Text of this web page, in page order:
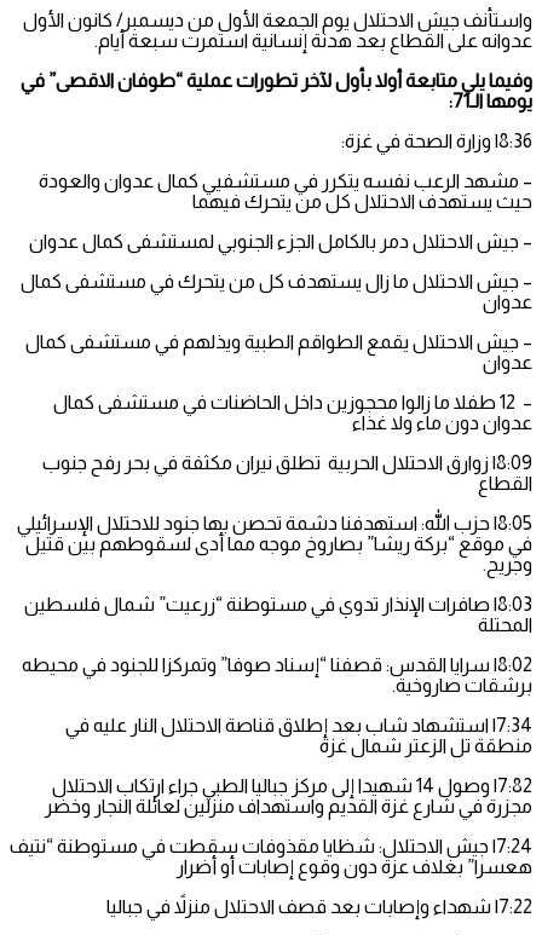
واستأنف جيش الاحتلال يوم الجمعة الأول من ديسمبر/ كانون الأول
عدوانه على القطاع بعد هدنة إنسانية استمرت سبعة أيام.
وفيما يلي متابعة أولا بأول لآخر تطورات عملية “طوفان الاقصى” في
يومها الـ71:
8:36| وزارة الصحة في غزة:
– مشهد الرعب نفسه يتكرر في مستشفيي كمال عدوان والعودة
حيث يستهدف الاحتلال كل من يتحرك فيهما
– جيش الاحتلال دمر بالكامل الجزء الجنوبي لمستشفى كمال عدوان
– جيش الاحتلال ما زال يستهدف كل من يتحرك في مستشفى كمال
عدوان
– جيش الاحتلال يقمع الطواقم الطبية ويذلهم في مستشفى كمال
عدوان
– 12 طفلا ما زالوا محجوزين داخل الحاضنات في مستشفى كمال
عدوان دون ماء ولا غذاء
8:09| زوارق الاحتلال الحربية تطلق نيران مكثفة في بحر رفح جنوب
القطاع
8:05| حزب الله: استهدفنا دشمة تحصن بها جنود ‏للاحتلال الإسرائيلي
في موقع “بركة ريشا” بصاروخ موجه مما أدى لسقوطهم بين قتيل
وجريح.‏
8:03| صافرات الإنذار تدوي في مستوطنة “زرعيت” شمال فلسطين
المحتلة
8:02| سرايا القدس: قصفنا “إسناد صوفا” وتمركزا للجنود في محيطه
برشقات صاروخية.
7:34| استشهاد شاب بعد إطلاق قناصة الاحتلال النار عليه في
منطقة تل الزعتر شمال غزة
7:82| وصول 14 شهيدا إلى مركز جباليا الطبي جراء ارتكاب الاحتلال
مجزرة في شارع غزة القديم واستهداف منزلين لعائلة النجار وخضر
7:24| جيش الاحتلال: شظايا مقذوفات سقطت في مستوطنة “نتيف
هعسرا” بغلاف عزة دون وقوع إصابات أو أضرار
7:22| شهداء وإصابات بعد قصف الاحتلال منزلاً في جباليا